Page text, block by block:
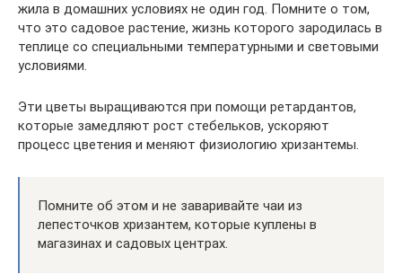
жила в домашних условиях не один год. Помните о том,
что это садовое растение, жизнь которого зародилась в
теплице со специальными температурными и световыми
условиями.
Эти цветы выращиваются при помощи ретардантов,
которые замедляют рост стебельков, ускоряют
процесс цветения и меняют физиологию хризантемы.
Помните об этом и не заваривайте чаи из
лепесточков хризантем, которые куплены в
магазинах и садовых центрах.